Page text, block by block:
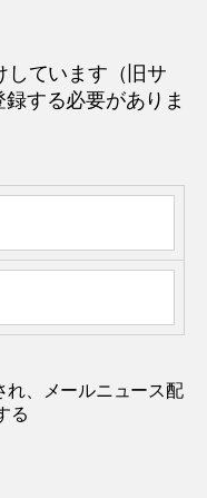
しています（旧サ
する必要がありま
れ、メールニュース配
る